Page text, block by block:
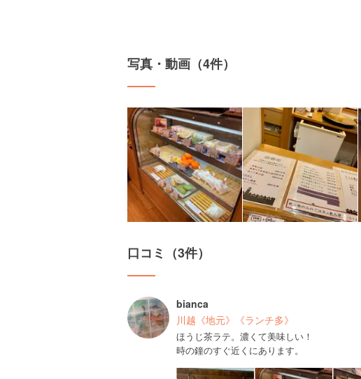
写真・動画（4件）
口コミ（3件）
bianca
川越《地元》《ランチ多》
ほうじ茶ラテ。濃くて美味しい！
時の鐘のすぐ近くにあります。